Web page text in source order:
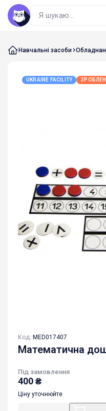
Навчальні засоби
UKRAINE FACILITY
Код: MED017407
Математична
Під замовлення
400₴
Ціну уточнюйте